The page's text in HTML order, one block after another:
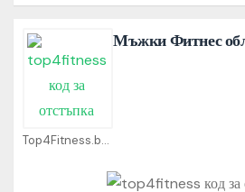
Top4Fitness.bg Coupons
Мъжки Фитнес